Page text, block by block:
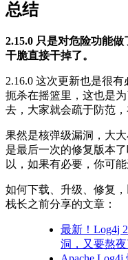
总结
2.15.0 只是对危险功能做
干脆直接干掉了。
2.16.0 这次更新也是很
扼杀在摇篮里，这也是
去，大家就会疏于防范
果然是核弹级漏洞，大
是最后一次的修复版本
以，如果有必要，你可
如何下载、升级、修复
栈长之前分享的文章：
最新！Log4j
洞，又要熬夜